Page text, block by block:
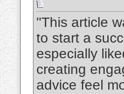
"This article
to start a
especially
creating
advice feel